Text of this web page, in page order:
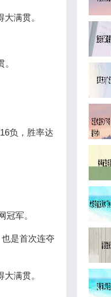
满贯。
负，胜率达
军。
是首次连夺
满贯。